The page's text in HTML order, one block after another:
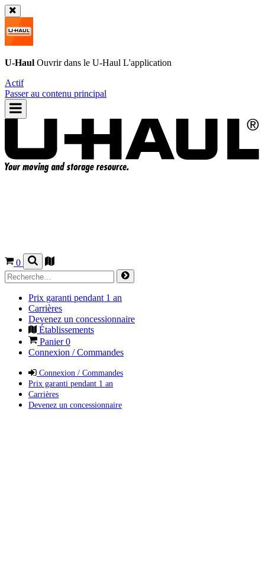
U-Haul Ouvrir dans le U-Haul L'application
Actif
Passer au contenu principal
0
Prix garanti pendant 1 an
Carrières
Devenez un concessionnaire
Établissements
Panier0
Connexion / Commandes
Connexion / Commandes
Prix garanti pendant 1 an
Carrières
Devenez un concessionnaire